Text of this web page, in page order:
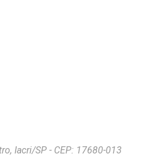
Iacri/SP - CEP: 17680-013